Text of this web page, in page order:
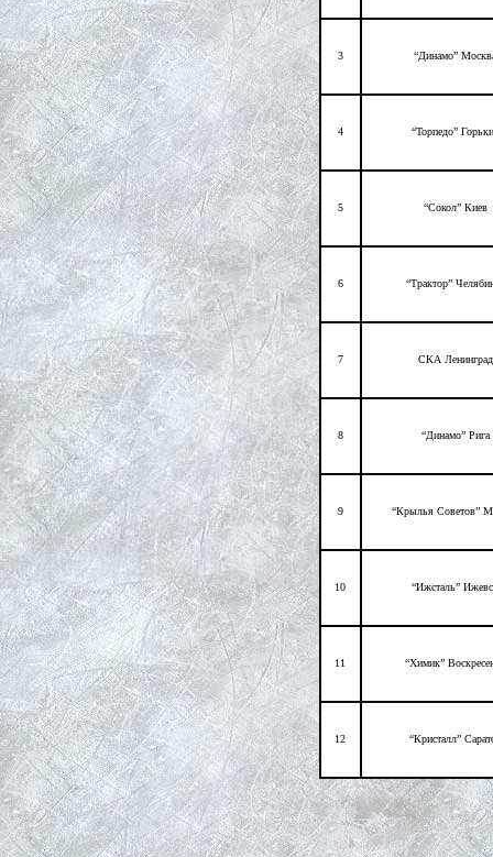
3 “Динамо”
4 “Торпедо”
5 “Сокол” Киев
6 “Трактор”
7 СКА Ленинград
8 “Динамо” Рига
9 “Крылья Советов”
10 “Ижсталь”
11 “Химик”
12 “Кристалл”